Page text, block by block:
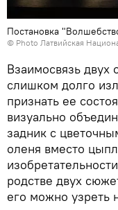
Постановка
© Photo Латвийская
Взаимосвязь двух
слишком долго
признать ее
визуально
задник с
оленя вместо
родстве двух
его можно узреть